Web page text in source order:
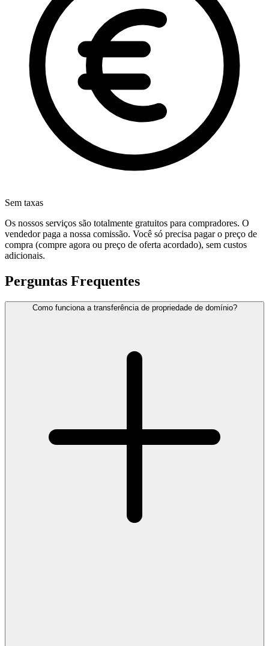
Sem taxas
Os nossos serviços são totalmente gratuitos para compradores. O
vendedor paga a nossa comissão. Você só precisa pagar o preço de
compra (compre agora ou preço de oferta acordado), sem custos
adicionais.
Perguntas Frequentes
Como funciona a transferência de propriedade de domínio?